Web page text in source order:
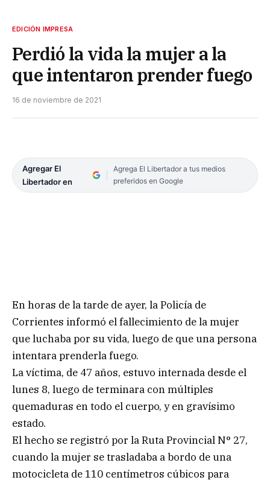
EDICIÓN IMPRESA
Perdió la vida la mujer a la
que intentaron prender fuego
16 de noviembre de 2021
Agregar El
Libertador en
Agrega El Libertador a tus medios
preferidos en Google
En horas de la tarde de ayer, la Policía de
Corrientes informó el fallecimiento de la mujer
que luchaba por su vida, luego de que una persona
intentara prenderla fuego.
La víctima, de 47 años, estuvo internada desde el
lunes 8, luego de terminara con múltiples
quemaduras en todo el cuerpo, y en gravísimo
estado.
El hecho se registró por la Ruta Provincial N° 27,
cuando la mujer se trasladaba a bordo de una
motocicleta de 110 centímetros cúbicos para